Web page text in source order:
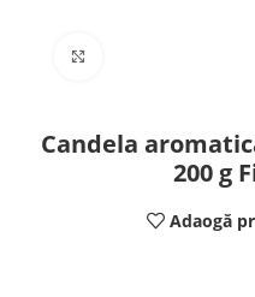
Candela
200 g
Adaogă